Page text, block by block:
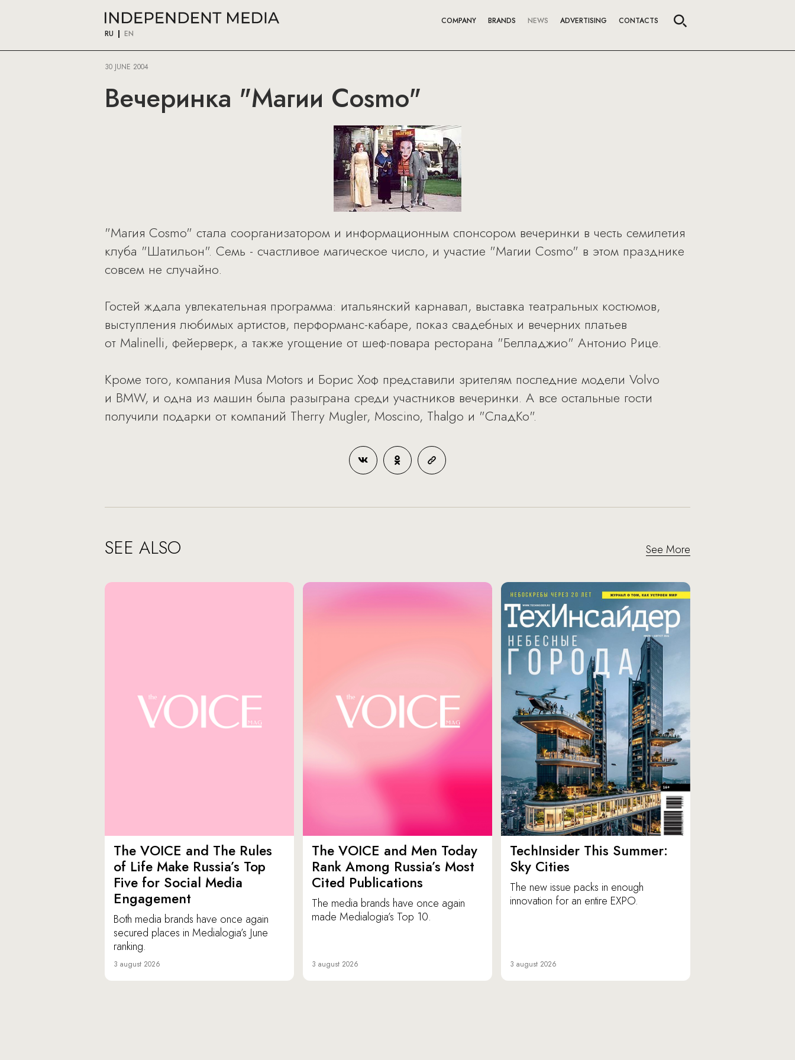
RU EN
COMPANY BRANDS NEWS ADVERTISING CONTACTS
30 JUNE 2004
Вечеринка "Магии Cosmo"
"Магия Cosmo" стала соорганизатором и информационным спонсором вечеринки в честь семилетия
клуба "Шатильон". Семь - счастливое магическое число, и участие "Магии Cosmo" в этом празднике
совсем не случайно.
Гостей ждала увлекательная программа: итальянский карнавал, выставка театральных костюмов,
выступления любимых артистов, перформанс-кабаре, показ свадебных и вечерних платьев
от Malinelli, фейерверк, а также угощение от шеф-повара ресторана "Белладжио" Антонио Рице.
Кроме того, компания Musa Motors и Борис Хоф представили зрителям последние модели Volvo
и BMW, и одна из машин была разыграна среди участников вечеринки. А все остальные гости
получили подарки от компаний Therry Mugler, Moscino, Thalgo и "СладКо".
SEE ALSO See More
The VOICE and The Rules
of Life Make Russia’s Top
Five for Social Media
Engagement
Both media brands have once again
secured places in Medialogia’s June
ranking.
3 august 2026
The VOICE and Men Today
Rank Among Russia’s Most
Cited Publications
The media brands have once again
made Medialogia’s Top 10.
3 august 2026
TechInsider This Summer:
Sky Cities
The new issue packs in enough
innovation for an entire EXPO.
3 august 2026